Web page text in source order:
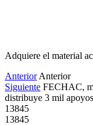
Adquiere el material
Anterior Anterior
Siguiente FECHAC,
distribuye 3 mil
13845
13845